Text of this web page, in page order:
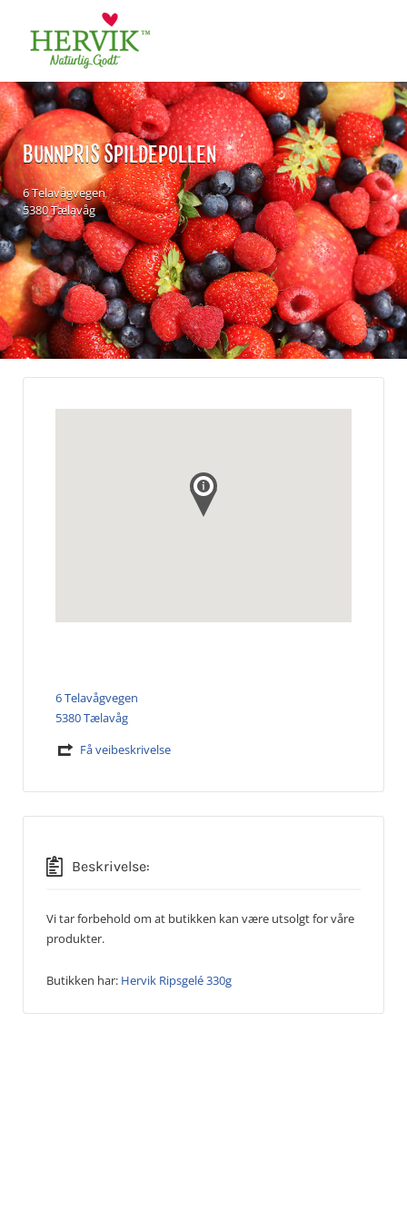
for:
BUNNPRIS SPILDEPOLLEN
6 Telavågvegen
5380 Tælavåg
6 Telavågvegen
5380 Tælavåg
Få veibeskrivelse
Beskrivelse:
Vi tar forbehold om at butikken kan være utsolgt for våre
produkter.
Butikken har: Hervik Ripsgelé 330g